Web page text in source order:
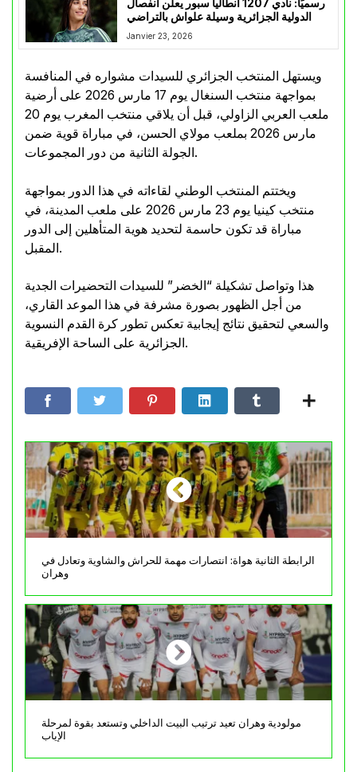
رسميًا: نادي 1207 أنطاليا سبور يعلن انفصال
الدولية الجزائرية وسيلة علواش بالتراضي
Janvier 23, 2026
ويستهل المنتخب الجزائري للسيدات مشواره في المنافسة
بمواجهة منتخب السنغال يوم 17 مارس 2026 على أرضية
ملعب العربي الزاولي، قبل أن يلاقي منتخب المغرب يوم 20
مارس 2026 بملعب مولاي الحسن، في مباراة قوية ضمن
الجولة الثانية من دور المجموعات.
ويختتم المنتخب الوطني لقاءاته في هذا الدور بمواجهة
منتخب كينيا يوم 23 مارس 2026 على ملعب المدينة، في
مباراة قد تكون حاسمة لتحديد هوية المتأهلين إلى الدور
المقبل.
هذا وتواصل تشكيلة “الخضر” للسيدات التحضيرات الجدية
من أجل الظهور بصورة مشرفة في هذا الموعد القاري،
والسعي لتحقيق نتائج إيجابية تعكس تطور كرة القدم النسوية
الجزائرية على الساحة الإفريقية.
الرابطة الثانية هواة: انتصارات مهمة للحراش والشاوية وتعادل في
وهران
مولودية وهران تعيد ترتيب البيت الداخلي وتستعد بقوة لمرحلة
الإياب